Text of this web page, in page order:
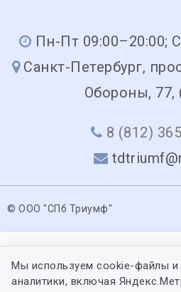
Пн-Пт 09:00–20:00;
Санкт-Петербург,
Обороны, 77,
8 (812)
© ООО "СПб Триумф"
Мы используем cookie-файлы и
аналитики, включая